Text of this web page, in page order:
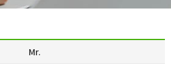
Mr.